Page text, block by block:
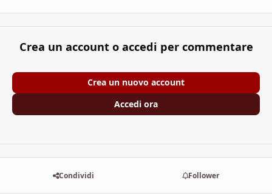
Crea un account o accedi per commentare
Crea un nuovo account
Accedi ora
Condividi Follower